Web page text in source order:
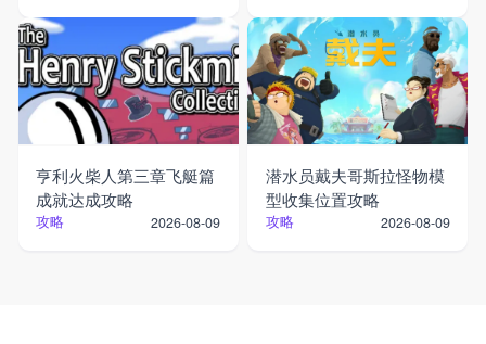
亨利火柴人第三章飞艇篇
成就达成攻略
攻略 2026-08-09
潜水员戴夫哥斯拉怪物模
型收集位置攻略
攻略 2026-08-09